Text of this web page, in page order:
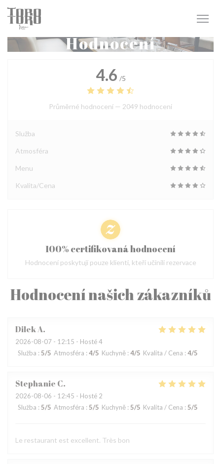
Panel pro správu cookies
Hodnocení
Hodnocení našich zákazníků
DilekA
2026-08-07 - 12:15 - Hosté 4
Služba : 5/5 Atmosféra : 4/5 Kuchyně : 4/5 Kvalita / Cena : 4/5
Stephanie C
2026-08-06 - 12:45 - Hosté 2
Služba : 5/5 Atmosféra : 5/5 Kuchyně : 5/5 Kvalita / Cena : 5/5
Le restaurant est excellent. Très bon
4.6 /5
Průměrné hodnocení — 2049 hodnoceni
Služba
Atmosféra
Menu
Kvalita/Cena
100% certifikovaná hodnocení
Hodnocení poskytují pouze klienti, kteří učinili rezervace